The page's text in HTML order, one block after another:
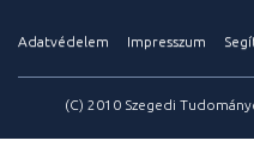
Adatvédelem Impresszum
(C) 2010 Szegedi